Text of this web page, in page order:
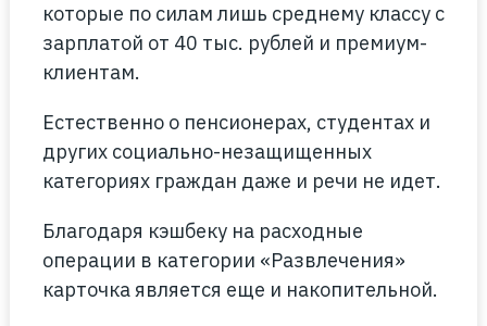
которые по силам лишь среднему классу с
зарплатой от 40 тыс. рублей и премиум-
клиентам.
Естественно о пенсионерах, студентах и
других социально-незащищенных
категориях граждан даже и речи не идет.
Благодаря кэшбеку на расходные
операции в категории «Развлечения»
карточка является еще и накопительной.